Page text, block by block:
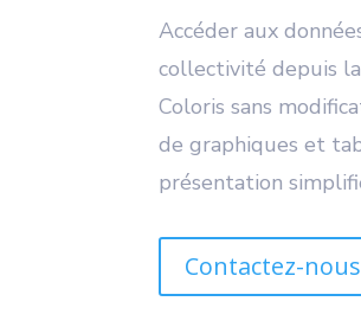
Accéder aux
collectivité depuis
Coloris sans
de graphiques et
présentation
Contactez-nous